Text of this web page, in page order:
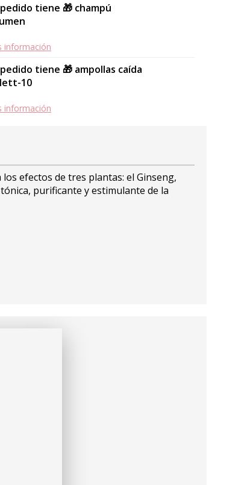
tiene 🎁 champú
información
tiene 🎁 ampollas caída
10
información
efectos de tres plantas: el Ginseng,
purificante y estimulante de la